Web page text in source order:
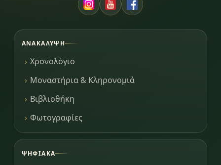
ΑΝΑΚΆΛΥΨΗ
Χρονολόγιο
Μοναστήρια & Κληρονομιά
Βιβλιοθήκη
Φωτογραφίες
ΨΗΦΙΑΚΆ